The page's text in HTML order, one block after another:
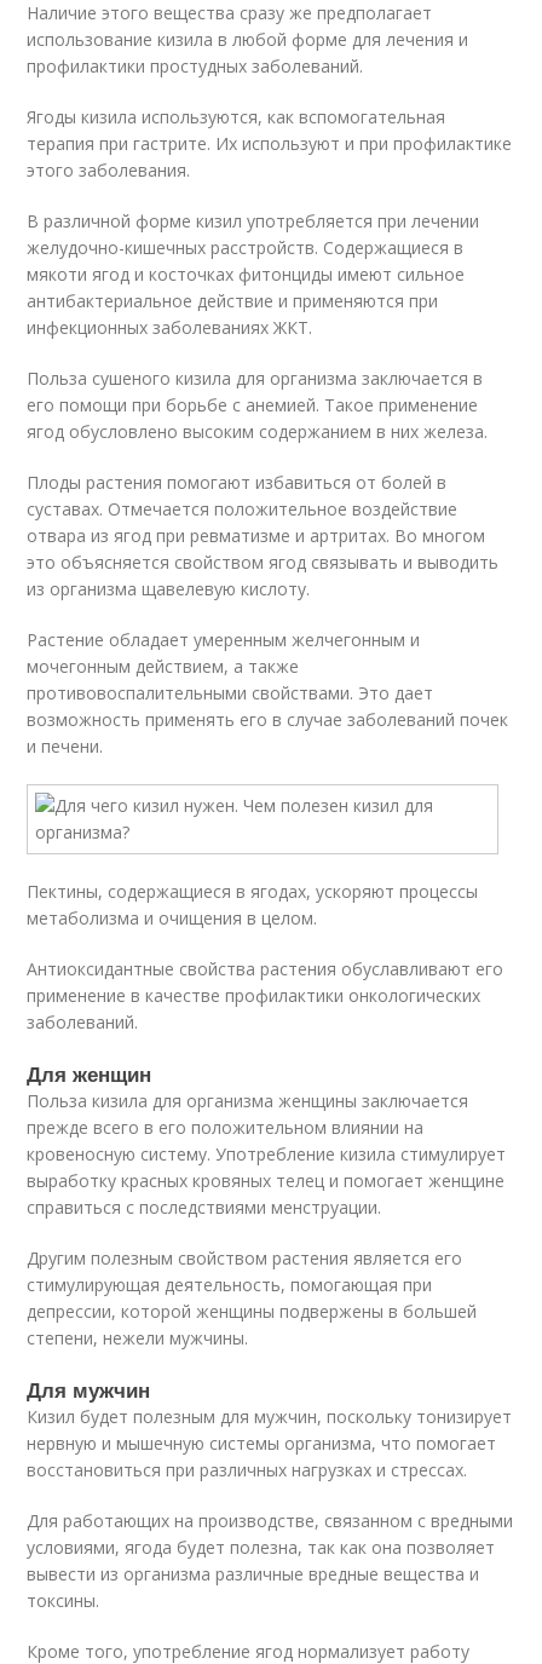
Наличие этого вещества сразу же предполагает
использование кизила в любой форме для лечения и
профилактики простудных заболеваний.
Ягоды кизила используются, как вспомогательная
терапия при гастрите. Их используют и при профилактике
этого заболевания.
В различной форме кизил употребляется при лечении
желудочно-кишечных расстройств. Содержащиеся в
мякоти ягод и косточках фитонциды имеют сильное
антибактериальное действие и применяются при
инфекционных заболеваниях ЖКТ.
Польза сушеного кизила для организма заключается в
его помощи при борьбе с анемией. Такое применение
ягод обусловлено высоким содержанием в них железа.
Плоды растения помогают избавиться от болей в
суставах. Отмечается положительное воздействие
отвара из ягод при ревматизме и артритах. Во многом
это объясняется свойством ягод связывать и выводить
из организма щавелевую кислоту.
Растение обладает умеренным желчегонным и
мочегонным действием, а также
противовоспалительными свойствами. Это дает
возможность применять его в случае заболеваний почек
и печени.
Пектины, содержащиеся в ягодах, ускоряют процессы
метаболизма и очищения в целом.
Антиоксидантные свойства растения обуславливают его
применение в качестве профилактики онкологических
заболеваний.
Для женщин
Польза кизила для организма женщины заключается
прежде всего в его положительном влиянии на
кровеносную систему. Употребление кизила стимулирует
выработку красных кровяных телец и помогает женщине
справиться с последствиями менструации.
Другим полезным свойством растения является его
стимулирующая деятельность, помогающая при
депрессии, которой женщины подвержены в большей
степени, нежели мужчины.
Для мужчин
Кизил будет полезным для мужчин, поскольку тонизирует
нервную и мышечную системы организма, что помогает
восстановиться при различных нагрузках и стрессах.
Для работающих на производстве, связанном с вредными
условиями, ягода будет полезна, так как она позволяет
вывести из организма различные вредные вещества и
токсины.
Кроме того, употребление ягод нормализует работу